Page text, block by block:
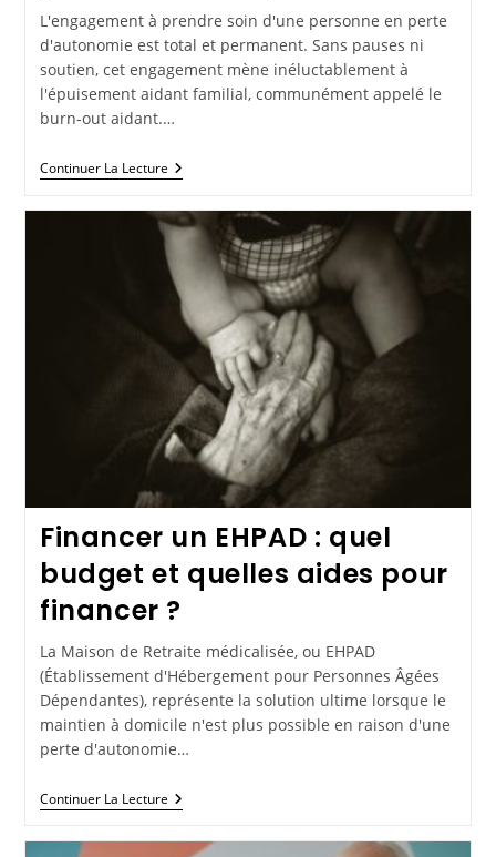
L'engagement à prendre soin d'une personne en perte
d'autonomie est total et permanent. Sans pauses ni
soutien, cet engagement mène inéluctablement à
l'épuisement aidant familial, communément appelé le
burn-out aidant.…
Continuer La Lecture
Financer un EHPAD : quel
budget et quelles aides pour
financer ?
La Maison de Retraite médicalisée, ou EHPAD
(Établissement d'Hébergement pour Personnes Âgées
Dépendantes), représente la solution ultime lorsque le
maintien à domicile n'est plus possible en raison d'une
perte d'autonomie…
Continuer La Lecture